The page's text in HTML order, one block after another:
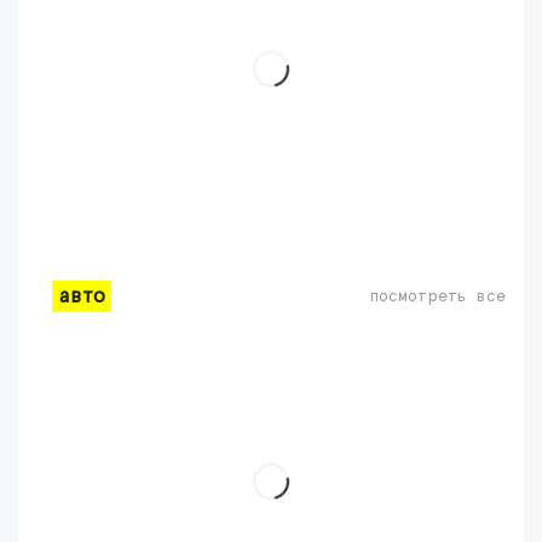
авто посмотреть все